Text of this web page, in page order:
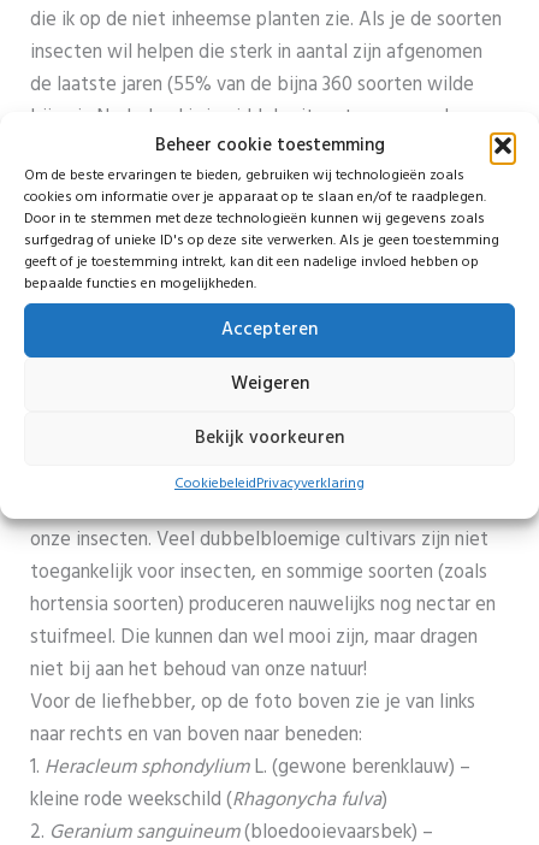
Beheer cookie toestemming
Om de beste ervaringen te bieden, gebruiken wij technologieën zoals
cookies om informatie over je apparaat op te slaan en/of te raadplegen.
Door in te stemmen met deze technologieën kunnen wij gegevens zoals
surfgedrag of unieke ID's op deze site verwerken. Als je geen toestemming
geeft of je toestemming intrekt, kan dit een nadelige invloed hebben op
bepaalde functies en mogelijkheden.
Accepteren
Weigeren
Bekijk voorkeuren
CookiebeleidPrivacyverklaring
die ik op de niet inheemse planten zie. Als je de soorten
insecten wil helpen die sterk in aantal zijn afgenomen
de laatste jaren (55% van de bijna 360 soorten wilde
bijen in Nederland is inmiddels uitgestorven, en als we
niet oppassen, worden dat er meer en meer!), dan loont
het de moeite om speciaal voor hen planten neer te
zetten waar zij sinds jaar en dag een
samenwerkingsverband mee hebben. En dat, ja, je raadt
het al, zijn vooral inheemse soorten.
Mijn conclusie: zorg voor een grote variatie aan
bloeiende planten in je tuin. Hoe meer soorten, hoe
beter. Zorg voor planten die vroeg bloeien, en planten
inheemse soorten planten, maar vul gerust aan met niet
inheemse soorten, zo lang de bloemen daarvan maar
onze insecten. Veel dubbelbloemige cultivars zijn niet
toegankelijk voor insecten, en sommige soorten (zoals
hortensia soorten) produceren nauwelijks nog nectar en
stuifmeel. Die kunnen dan wel mooi zijn, maar dragen
niet bij aan het behoud van onze natuur!
Voor de liefhebber, op de foto boven zie je van links
naar rechts en van boven naar beneden:
1. Heracleum sphondyliumL. (gewone berenklauw) –
kleine rode weekschild (Rhagonycha fulva)
2. Geranium sanguineum(bloedooievaarsbek) –